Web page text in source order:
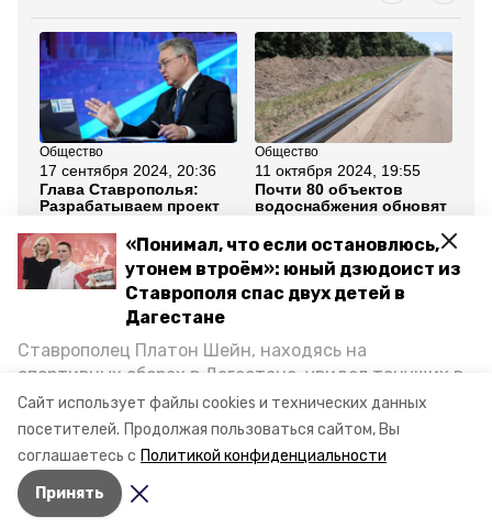
Сайт использует файлы cookies и технических данных
посетителей. Продолжая пользоваться сайтом, Вы
соглашаетесь с Политикой конфиденциальности
Принять
«Понимал, что если остановлюсь,
утонем втроём»: юный дзюдоист из
Ставрополя спас двух детей в
Дагестане
Ставрополец Платон Шейн, находясь на
спортивных сборах в Дегестане, увидел тонущих в
Каспийском море детей и бросился на помощь. По
возвращении домой, отважного мальчика
пригласили в министерство образования края и
наградили. Корреспондент «Победы26» пообщался
с юным героем.
Общество
17 сентября 2024, 20:36
Глава Ставрополья:
Разрабатываем проект
водоотведения на КМВ
Общество
11 октября 2024, 19:55
Почти 80 объектов
водоснабжения обновят
Ставрополье в 2025
году
Все новости
ставропольский край
модернизация водоснабжения
Авторы: Алина Журавлёва